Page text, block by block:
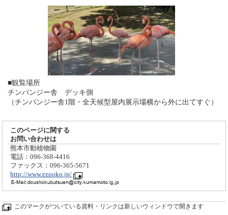
■観覧場所
チンパンジー舎 デッキ側
（チンパンジー舎1階・全天候型屋内展示場横から外に出てすぐ）
このページに関する
お問い合わせは
熊本市動植物園
電話：096-368-4416
ファックス：096-365-5671
http://www.ezooko.jp/
このマークがついている資料・リンクは新しいウィンドウで開きます